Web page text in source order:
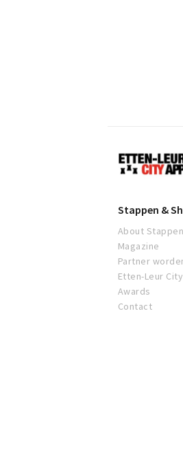
Etten-
Leur
Stappen &
About
Magazine
Partner
Etten-Leur
Awards
Contact